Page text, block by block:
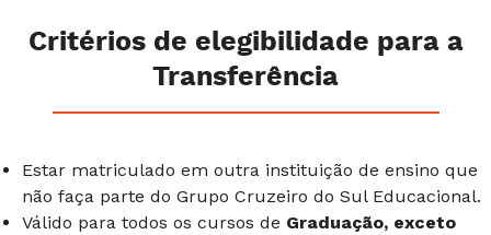
Critérios de elegibilidade para a
Transferência
Estar matriculado em outra instituição de ensino que
não faça parte do Grupo Cruzeiro do Sul Educacional.
Válido para todos os cursos de Graduação, exceto